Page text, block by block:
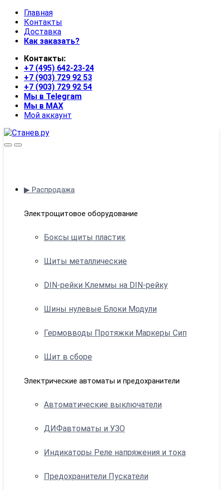
Skip
navigation
Skip
content
Главная
Контакты
Доставка
Как заказать?
Контакты:
+7 (495) 642-23-24
+7 (903) 729 92 53
+7 (903) 729 92 54
Мы в Telegram
Мы в MAX
Мой аккаунт
OpenClose
▶ Распродажа
Электрощитовое оборудование
Боксы щиты пластик
Щиты металлические
DIN-рейки Клеммы на DIN-рейку
Шины нулевые Блоки Модули
Гермовводы Протяжки Маркеры Сип
Щит в сборе
Электрические автоматы и предохранители
Автоматические выключатели
ДИФавтоматы и УЗО
Индикаторы Реле напряжения и тока
Предохранители Пускатели